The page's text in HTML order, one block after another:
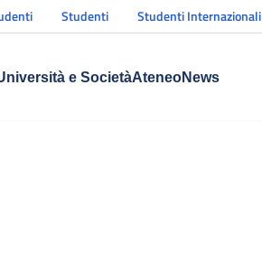
Studenti Studenti Internazionali
e SocietàAteneoNews